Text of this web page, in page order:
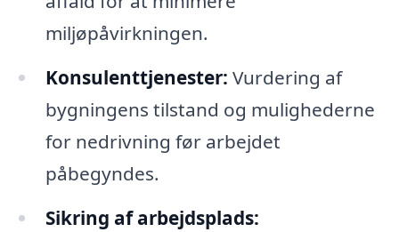
miljøpåvirkningen.
Konsulenttjenester: Vurdering af
bygningens tilstand og mulighederne
for nedrivning før arbejdet
påbegyndes.
Sikring af arbejdsplads: